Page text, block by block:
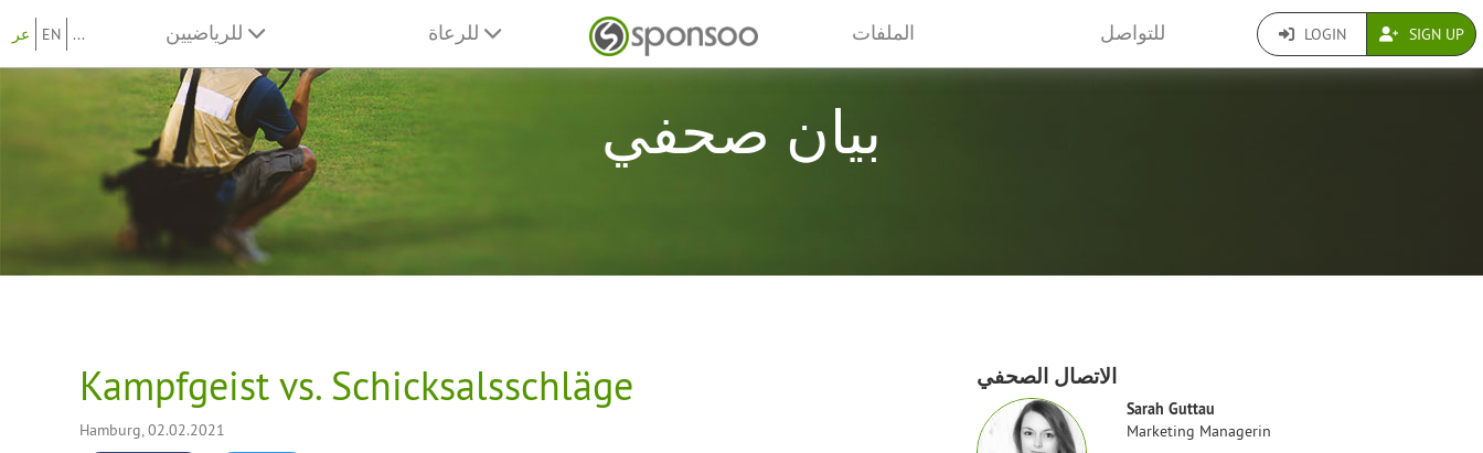
عر EN ... الملفات للتواصل LOGIN SIGN UP
بيان صحفي
Kampfgeist vs. Schicksalsschläge
Hamburg, 02.02.2021
الاتصال الصحفي
Sarah Guttau
Marketing Managerin